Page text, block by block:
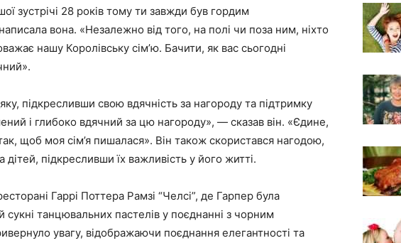
зустрічі 28 років тому ти завжди був гордим
вона. «Незалежно від того, на полі чи поза ним, ніхто
нашу Королівську сім’ю. Бачити, як вас сьогодні
підкресливши свою вдячність за нагороду та підтримку
і глибоко вдячний за цю нагороду», — сказав він. «Єдине,
щоб моя сім’я пишалася». Він також скористався нагодою,
підкресливши їх важливість у його житті.
Гаррі Поттера Рамзі “Челсі”, де Гарпер була
сукні танцювальних пастелів у поєднанні з чорним
увагу, відображаючи поєднання елегантності та